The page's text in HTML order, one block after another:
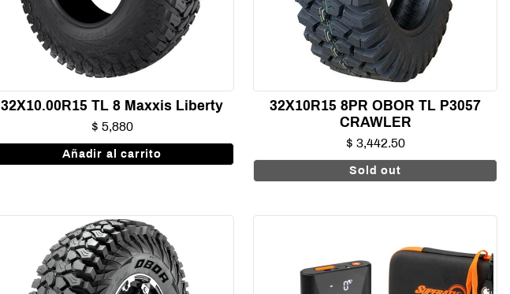
32X10.00R15 TL 8 Maxxis Liberty
$ 5,880
Añadir al carrito
32X10R15 8PR OBOR TL P3057
CRAWLER
$ 3,442.50
Sold out